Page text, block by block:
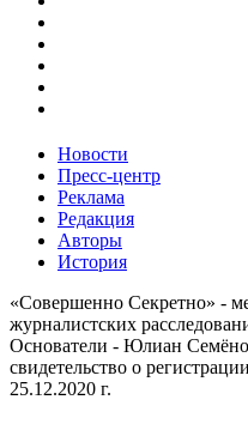
Новости
Пресс-центр
Реклама
Редакция
Авторы
История
«Совершенно Секретно» -
журналистских
Основатели - Юлиан
свидетельство о
25.12.2020 г.